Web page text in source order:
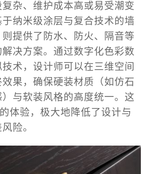
复杂、维护成本高或易受潮变
纳米级涂层与复合技术的墙
提供了防水、防火、隔音等
决方案。通过数字化色彩数
术，设计师可以在三维空间
果，确保硬装材质（如仿石
与软装风格的高度统一。这
体验，极大地降低了设计与
险。